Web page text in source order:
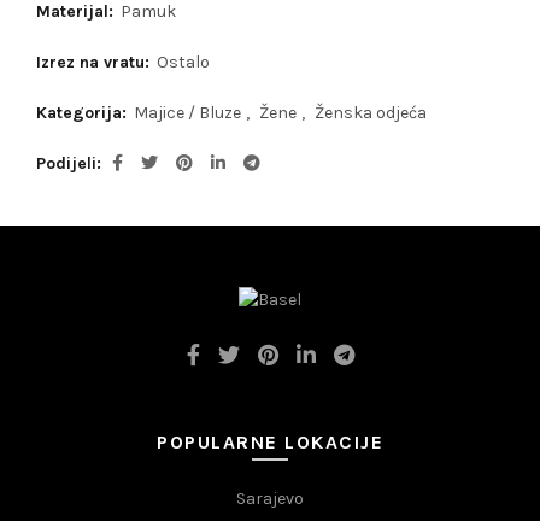
Materijal: Pamuk
Izrez na vratu: Ostalo
Kategorija: Majice / Bluze , Žene , Ženska odjeća
Podijeli
POPULARNE LOKACIJE
Sarajevo